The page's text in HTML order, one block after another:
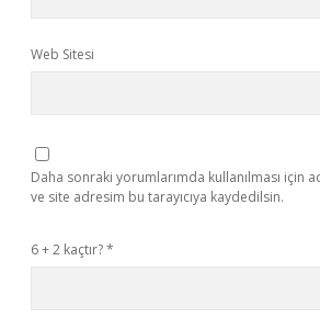
Web Sitesi
Daha sonraki yorumlarımda kullanılması için
ve site adresim bu tarayıcıya kaydedilsin.
6 + 2 kaçtır?*